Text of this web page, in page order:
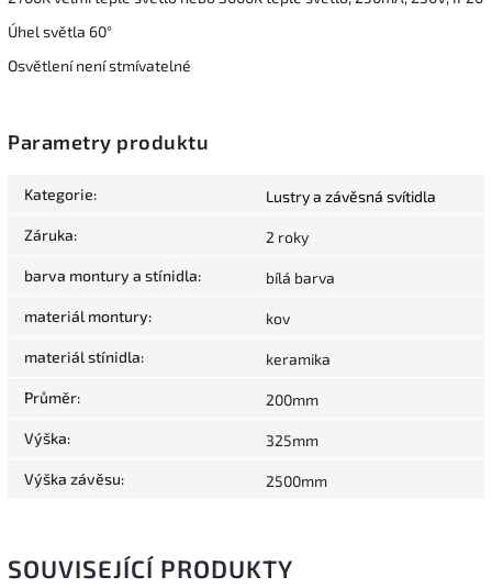
Úhel světla 60°
Osvětlení není stmívatelné
Parametry produktu
Kategorie: Lustry a závěsná svítidla
Záruka: 2 roky
barva montury a stínidla: bílá barva
materiál montury: kov
materiál stínidla: keramika
Průměr: 200mm
Výška: 325mm
Výška závěsu: 2500mm
SOUVISEJÍCÍ PRODUKTY